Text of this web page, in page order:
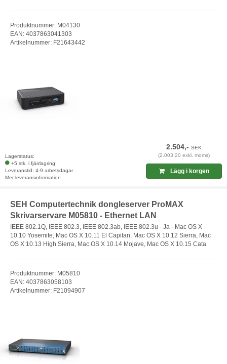
Produktnummer: M04130
EAN: 4037863041303
Artikelnummer: F21643442
Lagerstatus:
+5 stk. i fjärrlagring
Leveranstid: 4-9 arbetsdagar
Mer leveransinformation
2.504,-SEK
(2.003,20 exkl. moms)
Lägg i korgen
SEH Computertechnik dongleserver ProMAX
Skrivarservare M05810 - Ethernet LAN
IEEE 802.1Q, IEEE 802.3, IEEE 802.3ab, IEEE 802.3u - Ja - Mac OS X
10.10 Yosemite, Mac OS X 10.11 El Capitan, Mac OS X 10.12 Sierra, Mac
OS X 10.13 High Sierra, Mac OS X 10.14 Mojave, Mac OS X 10.15 Cata
Produktnummer: M05810
EAN: 4037863058103
Artikelnummer: F21094907